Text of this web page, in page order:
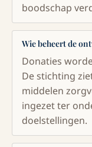
boodschap
Wie beheert de
Donaties
De stichting
middelen
ingezet ter
doelstellingen.